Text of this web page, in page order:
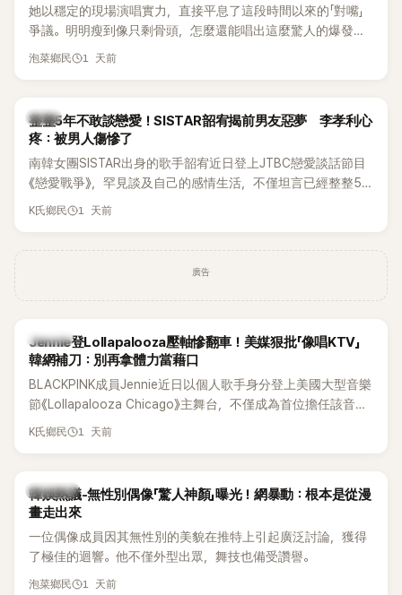
她以穩定的現場演唱實力，直接平息了這段時間以來的「對嘴」
爭議。明明瘦到像只剩骨頭，怎麼還能唱出這麼驚人的爆發力
和音量？
泡菜鄉民 1 天前
韓星
整整5年不敢談戀愛！SISTAR韶宥揭前男友惡夢 李孝利心
疼：被男人傷慘了
南韓女團SISTAR出身的歌手韶宥近日登上JTBC戀愛談話節目
《戀愛戰爭》，罕見談及自己的感情生活，不僅坦言已經整整5
年沒有談戀愛，更首度透露空窗至今的原因，全與上一段戀情
K氏鄉民 1 天前
廣告
K-POP
Jennie登Lollapalooza壓軸慘翻車！美媒狠批「像唱KTV」
韓網補刀：別再拿體力當藉口
BLACKPINK成員Jennie近日以個人歌手身分登上美國大型音樂
節《Lollapalooza Chicago》主舞台，不僅成為首位擔任該音樂
節Headliner（壓軸主秀）的K-POP女SOLO歌手，寫下全新紀
形容整場演出「就像一場豪華KTV」。
K氏鄉民 1 天前
熱議討論
韓娛熱議-無性別偶像「驚人神顏」曝光！網暴動：根本是從漫
畫走出來
一位偶像成員因其無性別的美貌在推特上引起廣泛討論，獲得
了極佳的迴響。他不僅外型出眾，舞技也備受讚譽。
泡菜鄉民 1 天前